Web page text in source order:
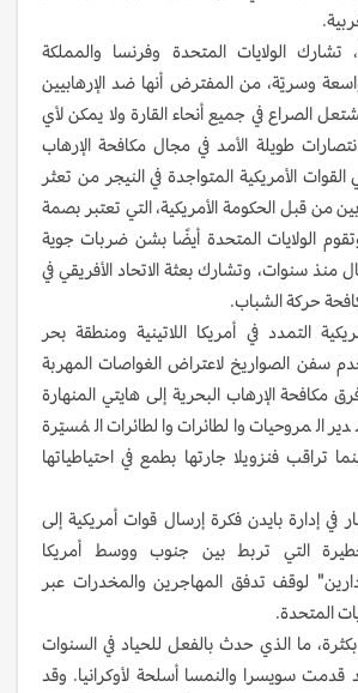
تشارك الولايات المتحدة وفرنسا والمملكة
وسريّة، من المفترض أنها ضد الإرهابيين
الصراع في جميع أنحاء القارة ولا يمكن لأي
طويلة الأمد في مجال مكافحة الإرهاب
الأمريكية المتواجدة في النيجر من تعثر
من قبل الحكومة الأمريكية، التي تعتبر بصمة
الولايات المتحدة أيضًا بشن ضربات جوية
منذ سنوات، وتشارك بعثة الاتحاد الأفريقي في
حركة الشباب.
التمدد في أمريكا اللاتينية ومنطقة بحر
سفن الصواريخ لاعتراض الغواصات المهربة
مكافحة الإرهاب البحرية إلى هايتي المنهارة
المروحيات والطائرات والطائرات المُسيّرة
تراقب فنزويلا جارتها بطمع في احتياطياتها
في إدارة بايدن فكرة إرسال قوات أمريكية إلى
التي تربط بين جنوب ووسط أمريكا
لوقف تدفق المهاجرين والمخدرات عبر
المتحدة.
ما الذي حدث بالفعل للحياد في السنوات
قدمت سويسرا والنمسا أسلحة لأوكرانيا. وقد